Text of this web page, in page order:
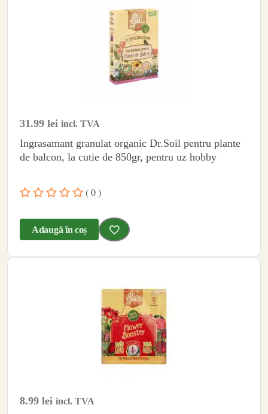
31.99 lei incl. TVA
Ingrasamant granulat organic Dr.Soil pentru plante
de balcon, la cutie de 850gr, pentru uz hobby
( 0 )
Adaugă în coș
8.99 lei incl. TVA